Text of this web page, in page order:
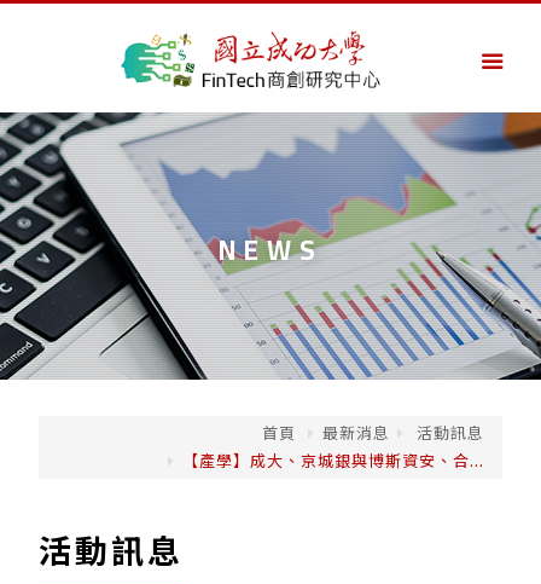
NEWS
首頁 最新消息
活動訊息
【產學】成大、京城銀與博斯資安、合...
活動訊息